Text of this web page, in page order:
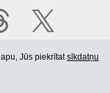
Jūs piekrītatsīkdatņu